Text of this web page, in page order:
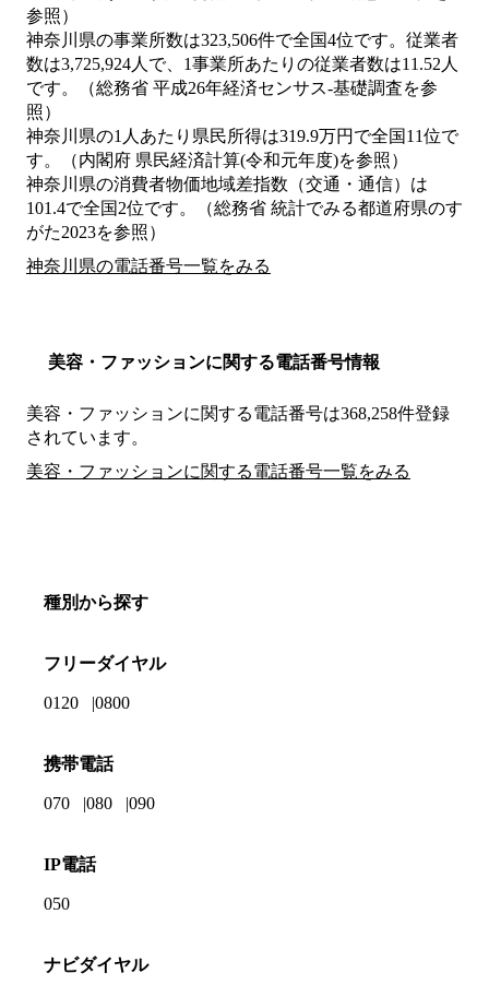
参照）
神奈川県の事業所数は323,506件で全国4位です。従業者
数は3,725,924人で、1事業所あたりの従業者数は11.52人
です。（総務省 平成26年経済センサス‐基礎調査を参
照）
神奈川県の1人あたり県民所得は319.9万円で全国11位で
す。（内閣府 県民経済計算(令和元年度)を参照）
神奈川県の消費者物価地域差指数（交通・通信）は
101.4で全国2位です。（総務省 統計でみる都道府県のす
がた2023を参照）
神奈川県の電話番号一覧をみる
美容・ファッションに関する電話番号情報
美容・ファッションに関する電話番号は368,258件登録
されています。
美容・ファッションに関する電話番号一覧をみる
種別から探す
フリーダイヤル
0120 0800
携帯電話
070 080 090
IP電話
050
ナビダイヤル